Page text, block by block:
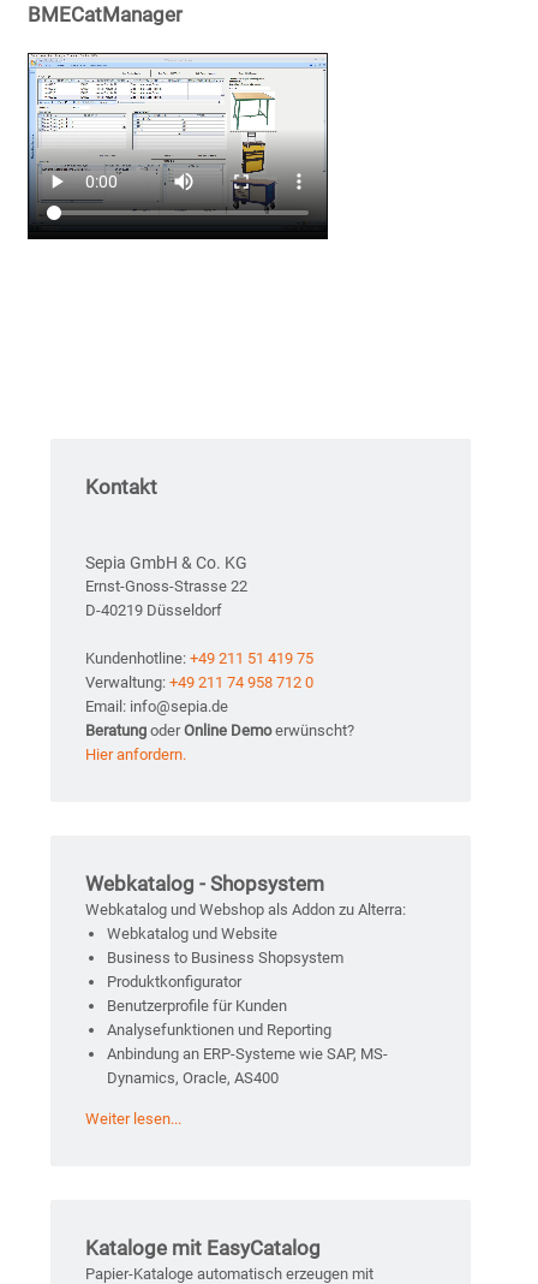
BMECatManager
Kontakt
Sepia GmbH & Co. KG
Ernst-Gnoss-Strasse 22
D-40219 Düsseldorf
Kundenhotline: +49 211 51 419 75
Verwaltung: +49 211 74 958 712 0
Email: info@sepia.de
Beratung oderOnline Demoerwünscht?
Hier anfordern.
Webkatalog - Shopsystem
Webkatalog und Webshop als Addon zu Alterra:
Webkatalog und Website
Business to Business Shopsystem
Produktkonfigurator
Benutzerprofile für Kunden
Analysefunktionen und Reporting
Anbindung an ERP-Systeme wie SAP, MS-
Dynamics, Oracle, AS400
Weiter lesen...
Kataloge mit EasyCatalog
Papier-Kataloge automatisch erzeugen mit